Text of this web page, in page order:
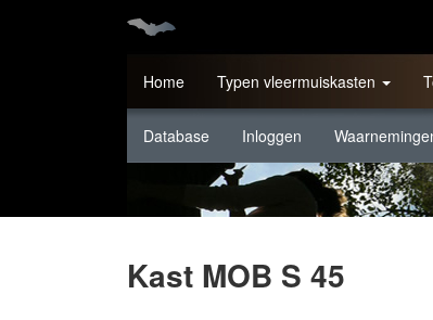
Home Typen vleermuiskasten
Database Inloggen
Kast MOB S 45